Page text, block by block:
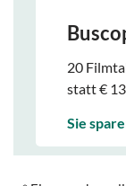
20
statt €
Sie